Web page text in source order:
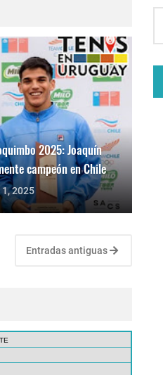
2025: Joaquín
campeón en Chile
2025
Entradas antiguas